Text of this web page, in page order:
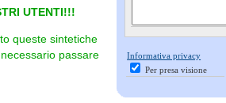
UTENTI!!!
queste sintetiche
passare
Informativa privacy
Per presa visione